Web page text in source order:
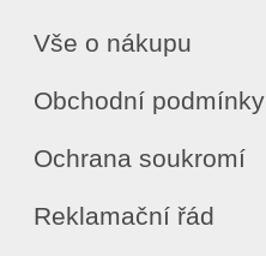
Vše o nákupu
Obchodní podmínky
Ochrana soukromí
Reklamační řád